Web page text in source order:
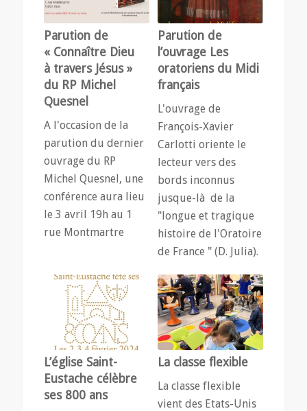
Parution de
« Connaître Dieu
à travers Jésus »
du RP Michel
Quesnel
A l'occasion de la
parution du dernier
ouvrage du RP
Michel Quesnel, une
conférence aura lieu
le 3 avril 19h au 1
rue Montmartre
Parution de
l’ouvrage Les
oratoriens du Midi
français
L'ouvrage de
François-Xavier
Carlotti oriente le
lecteur vers des
bords inconnus
jusque-là de la
"longue et tragique
histoire de l'Oratoire
de France " (D. Julia).
L’église Saint-
Eustache célèbre
ses 800 ans
La classe flexible
La classe flexible
vient des Etats-Unis